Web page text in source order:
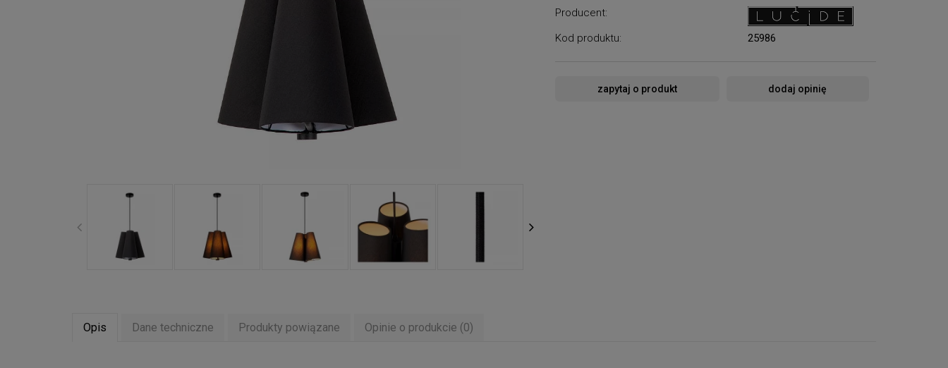
Producent:
Kod produktu:
25986
zapytaj o produkt dodaj opinię
Opis Dane techniczne Produkty powiązane Opinie o produkcie (0)